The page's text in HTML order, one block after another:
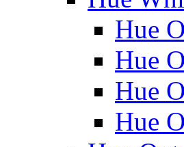
Hue
Hue
Hue
Hue